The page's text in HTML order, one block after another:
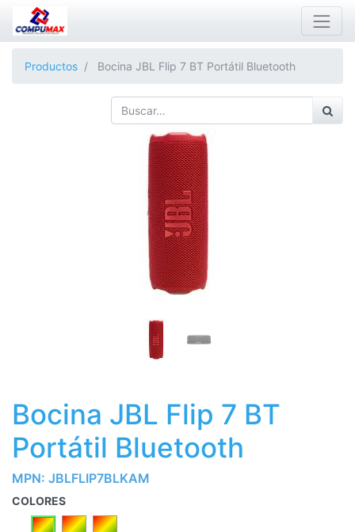
Productos Bocina JBL Flip 7 BT Portátil Bluetooth
Bocina JBL Flip 7 BT
Portátil Bluetooth
MPN: JBLFLIP7BLKAM
COLORES